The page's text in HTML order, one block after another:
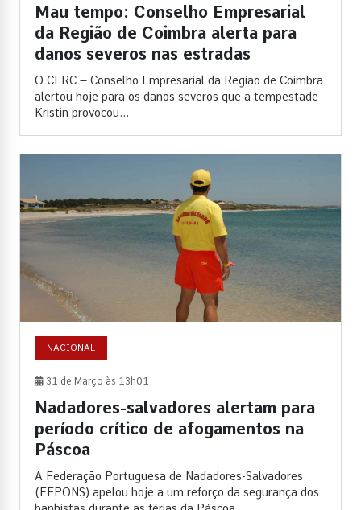
Mau tempo: Conselho Empresarial
da Região de Coimbra alerta para
danos severos nas estradas
O CERC – Conselho Empresarial da Região de Coimbra
alertou hoje para os danos severos que a tempestade
Kristin provocou...
NACIONAL
31 de Março às 13h01
Nadadores-salvadores alertam para
período crítico de afogamentos na
Páscoa
A Federação Portuguesa de Nadadores-Salvadores
(FEPONS) apelou hoje a um reforço da segurança dos